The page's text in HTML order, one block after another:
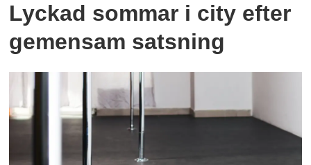
Lyckad sommar i city efter
gemensam satsning